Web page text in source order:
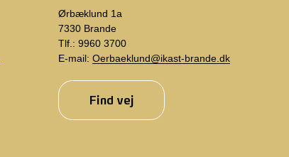
Ørbæklund 1a
7330 Brande
Tlf.: 9960 3700
E-mail:Oerbaeklund@ikast-brande.dk
Find vej